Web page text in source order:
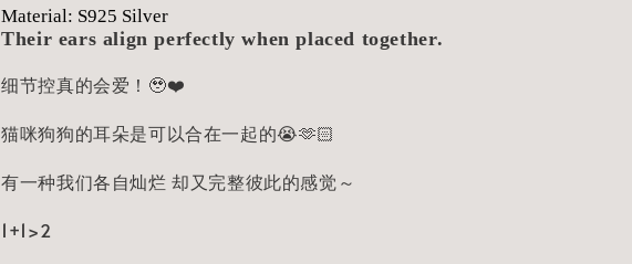
Material: S925 Silver
Their ears align perfectly when placed together.
细节控真的会爱！🥹❤️
猫咪狗狗的耳朵是可以合在一起的😭🫶🏻
有一种我们各自灿烂 却又完整彼此的感觉～
1+1>2